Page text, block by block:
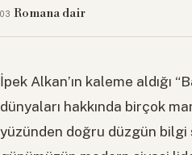
Romana dair
İpek Alkan’ın kaleme aldığı
dünyaları hakkında birçok
yüzünden doğru düzgün bilgi